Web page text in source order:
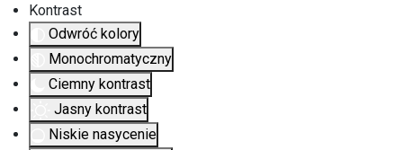
Kontrast
Odwróć kolory
Monochromatyczny
Ciemny kontrast
Jasny kontrast
Niskie nasycenie